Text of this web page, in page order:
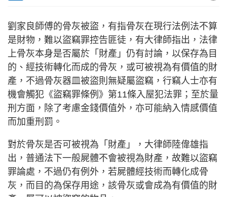
劉家良師傅的骨灰被盜，有指骨灰在現行法例法不算
是財物，難以盜竊罪控告匪徒，有大律師指出，法律
上骨灰本身是否屬於「財產」仍有討論，以保存為目
的、經技術轉化而成的骨灰，或可被視為有價值的財
產，不過骨灰器皿被盜則無疑屬盜竊，行竊人士亦有
機會觸犯《盜竊罪條例》第11條入屋犯法罪；至於量
刑方面，除了考慮金錢價值外，亦可能納入情感價值
而加重刑罰。
對於骨灰是否可被視為「財產」，大律師陸偉雄指
出，普通法下一般屍體不會被視為財產，故難以盜竊
罪論處，不過仍有例外，若屍體經技術而轉化成骨
灰，而目的為保存用途，該骨灰或會成為有價值的財